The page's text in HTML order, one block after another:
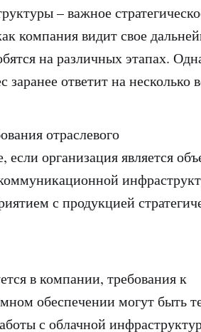
– важное
компания видит свое
на различных этапах.
ответит на несколько
отраслевого
если организация является
с продукцией
в компании, требования к
обеспечении могут быть
с облачной